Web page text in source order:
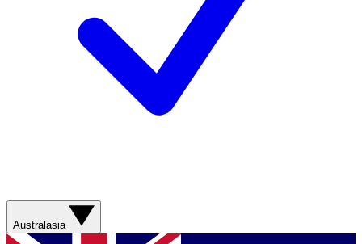
Australasia